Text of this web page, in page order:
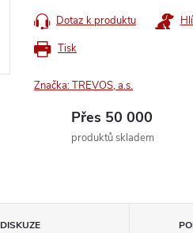
Tisk
Dotaz k produktu
Značka:TREVOS, a.s.
Přes 50 000
produktů skladem
DISKUZE